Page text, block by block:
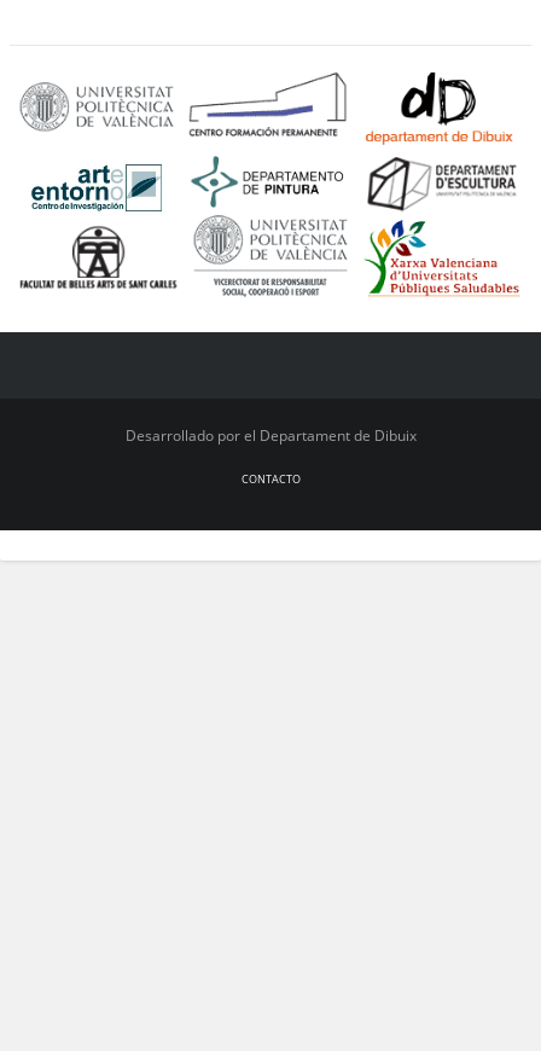
Desarrollado por el Departament de Dibuix
CONTACTO